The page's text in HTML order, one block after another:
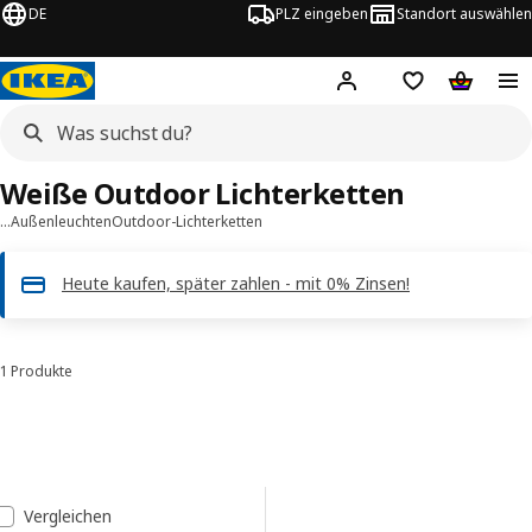
DE PLZ eingeben Standort auswählen
Hej! Hier einloggen
Merkzettel
…AußenleuchtenOutdoor-Lichterketten
Heute kaufen, später zahlen - mit 0% Zinsen!
Weiße Outdoor Lichterketten
Sortieren und Filtern
1 Produkte
Liste der Ergebnisse
Vergleichen